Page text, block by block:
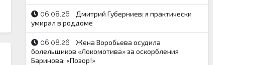
06.08.26
Дмитрий Губерниев: я практически
умирал в роддоме
06.08.26
Жена Воробьева осудила
болельщиков «Локомотива» за оскорбления
Баринова: «Позор!»